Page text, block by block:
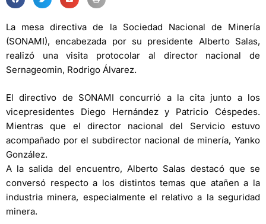
La mesa directiva de la Sociedad Nacional de Minería
(SONAMI), encabezada por su presidente Alberto Salas,
realizó una visita protocolar al director nacional de
Sernageomin, Rodrigo Álvarez.
El directivo de SONAMI concurrió a la cita junto a los
vicepresidentes Diego Hernández y Patricio Céspedes.
Mientras que el director nacional del Servicio estuvo
acompañado por el subdirector nacional de minería, Yanko
González.
A la salida del encuentro, Alberto Salas destacó que se
conversó respecto a los distintos temas que atañen a la
industria minera, especialmente el relativo a la seguridad
minera.